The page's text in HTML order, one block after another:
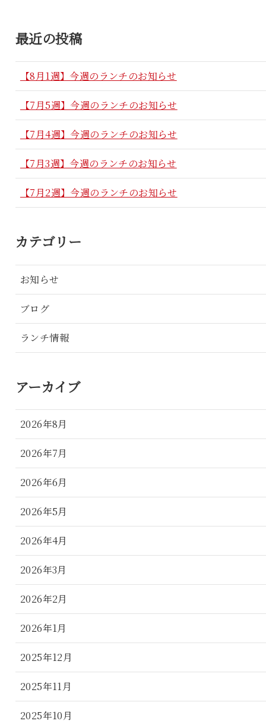
最近の投稿
【8月1週】今週のランチのお知らせ
【7月5週】今週のランチのお知らせ
【7月4週】今週のランチのお知らせ
【7月3週】今週のランチのお知らせ
【7月2週】今週のランチのお知らせ
カテゴリー
お知らせ
ブログ
ランチ情報
アーカイブ
2026年8月
2026年7月
2026年6月
2026年5月
2026年4月
2026年3月
2026年2月
2026年1月
2025年12月
2025年11月
2025年10月